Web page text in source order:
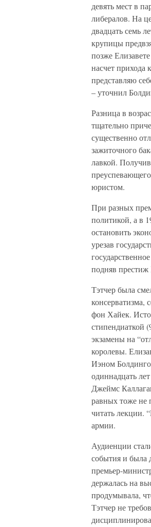
девять мест в
либералов. На
двадцать семь
крупицы
позже
насчет прихода
представляю
– уточнил
Разница в
тщательно
существенно
зажиточного
лавкой.
юристом.
При разных
политикой, а в
остановить
урезав
подняв
Тэтчер была
фон Хайек.
стипендиаткой
экзамены на
королевы.
Иэном
одиннадцать
Джеймс
равных тоже не
читать лекции.
армии.
Аудиенции
события и была
премьер-
держалась на
продумывала,
Тэтчер не